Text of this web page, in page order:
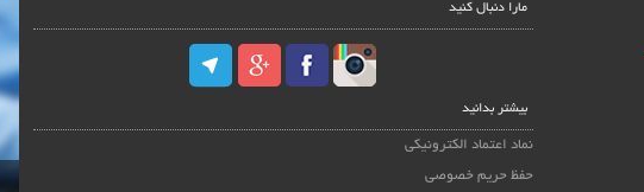
مارا دنبال کنید
بیشتر بدانید
نماد اعتماد الکترونیکی
حفظ حریم خصوصی